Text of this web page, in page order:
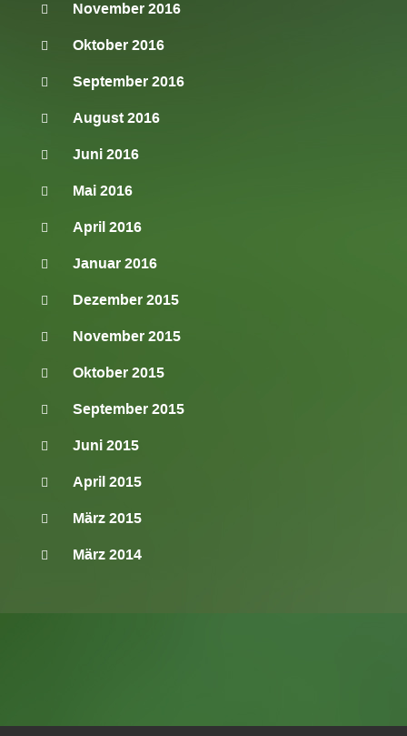
November 2016
Oktober 2016
September 2016
August 2016
Juni 2016
Mai 2016
April 2016
Januar 2016
Dezember 2015
November 2015
Oktober 2015
September 2015
Juni 2015
April 2015
März 2015
März 2014